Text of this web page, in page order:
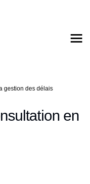
gestion des délais
en